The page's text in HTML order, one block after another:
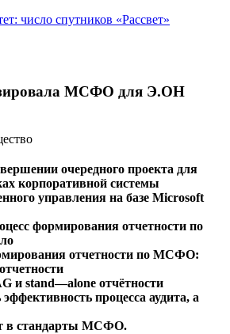
число спутников «Рассвет»
МСФО для Э.OН
очередного проекта для
корпоративной системы
управления на базе Microsoft
формирования отчетности по
отчетности по МСФО:
и stand—alone отчётности
процесса аудита, а
в стандарты МСФО.